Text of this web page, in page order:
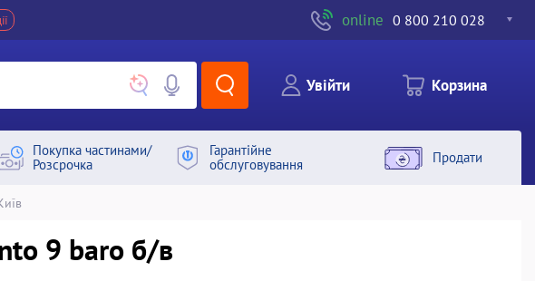
online 0 800 210 028
Увiйти Корзина
Покупка частинами/
Розсрочка
Гарантiйне
обслуговування
Продати
9 baro б/в